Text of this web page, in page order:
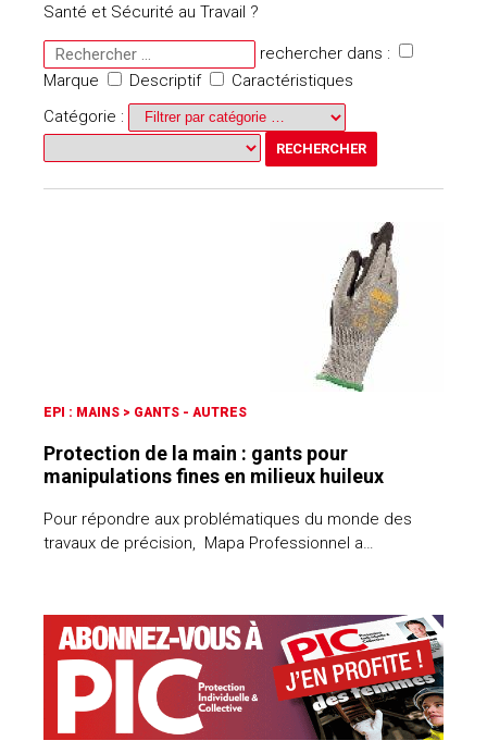
Santé et Sécurité au Travail ?
rechercher dans :
Marque
Descriptif
Caractéristiques
Catégorie :
EPI : MAINS > GANTS - AUTRES
Protection de la main : gants pour
manipulations fines en milieux huileux
Pour répondre aux problématiques du monde des
travaux de précision, Mapa Professionnel a…